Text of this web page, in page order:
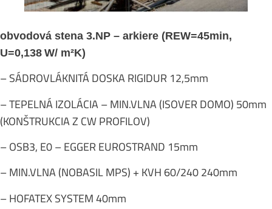
obvodová stena 3.NP – arkiere (REW=45min,
U=0,138 W/ m²K)
– SÁDROVLÁKNITÁ DOSKA RIGIDUR 12,5mm
– TEPELNÁ IZOLÁCIA – MIN.VLNA (ISOVER DOMO) 50mm
(KONŠTRUKCIA Z CW PROFILOV)
– OSB3, E0 – EGGER EUROSTRAND 15mm
– MIN.VLNA (NOBASIL MPS) + KVH 60/240 240mm
– HOFATEX SYSTEM 40mm